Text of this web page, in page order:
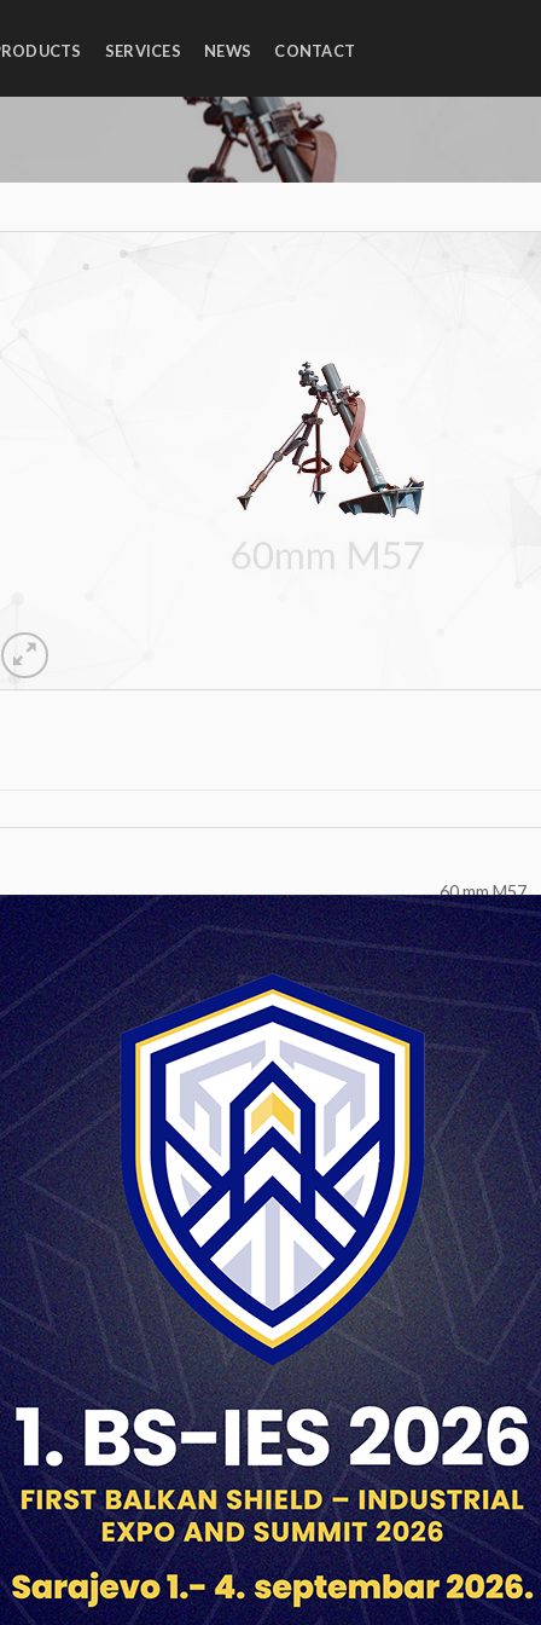
SERVICES NEWS CONTACT
60 mm M57
2537 m
94 m
651 mm
414 bar
25-30 shells/
2+1 for
30-35 shells/